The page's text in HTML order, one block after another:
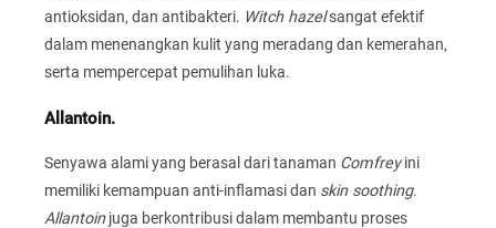
antioksidan, dan antibakteri. Witch hazelsangat efektif
dalam menenangkan kulit yang meradang dan kemerahan,
serta mempercepat pemulihan luka.
Allantoin.
Senyawa alami yang berasal dari tanaman Comfreyini
memiliki kemampuan anti-inflamasi dan skin soothing.
Allantoinjuga berkontribusi dalam membantu proses